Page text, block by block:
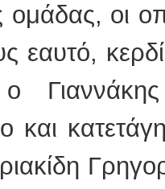
οι
εαυτό,
ο
και